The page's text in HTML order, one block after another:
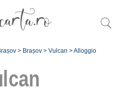
> Brașov > Vulcan >Alloggio